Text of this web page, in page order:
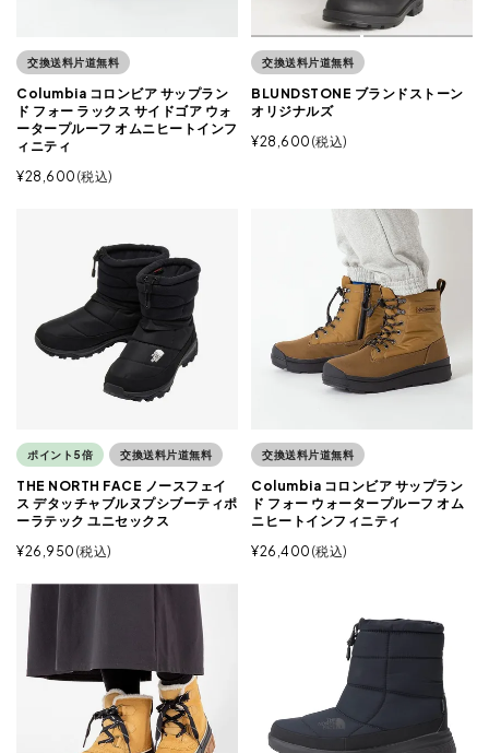
交換送料片道無料
Columbia コロンビア サップラン
ド フォー ラックス サイドゴア ウォ
ータープルーフ オムニヒートインフ
ィニティ
¥28,600 税込
交換送料片道無料
BLUNDSTONE ブランドストーン
オリジナルズ
¥28,600 税込
ポイント5倍 交換送料片道無料
THE NORTH FACE ノースフェイ
ス デタッチャブルヌプシブーティポ
ーラテック ユニセックス
¥26,950 税込
交換送料片道無料
Columbia コロンビア サップラン
ド フォー ウォータープルーフ オム
ニヒートインフィニティ
¥26,400 税込